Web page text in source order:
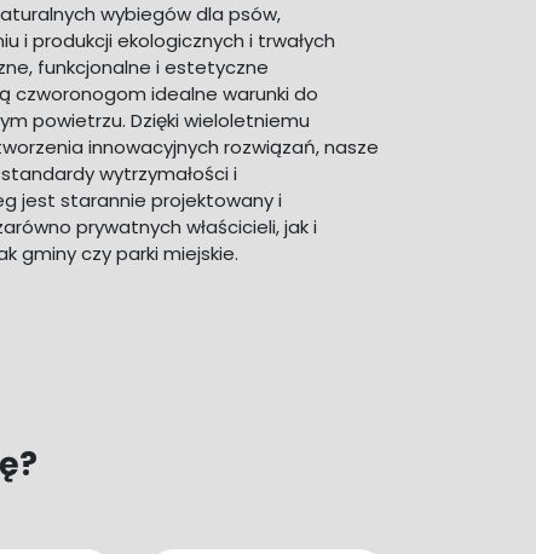
wybiegów dla psów,
i produkcji ekologicznych i trwałych
funkcjonalne i estetyczne
czworonogom idealne warunki do
powietrzu. Dzięki wieloletniemu
innowacyjnych rozwiązań, nasze
wytrzymałości i
jest starannie projektowany i
prywatnych właścicieli, jak i
gminy czy parki miejskie.